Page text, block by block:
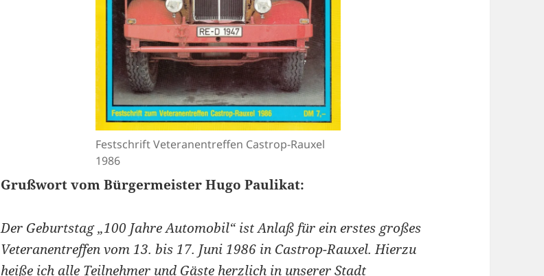
Festschrift Veteranentreffen Castrop-Rauxel
1986
Grußwort vom Bürgermeister Hugo Paulikat:
Der Geburtstag „100 Jahre Automobil“ ist Anlaß für ein erstes großes
Veteranentreffen vom 13. bis 17. Juni 1986 in Castrop-Rauxel. Hierzu
heiße ich alle Teilnehmer und Gäste herzlich in unserer Stadt